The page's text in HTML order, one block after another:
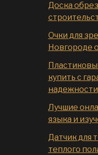
Доска
Очки для
Новгороде
купить с
надежности
Лучшие
языка и
Датчик для
теплого